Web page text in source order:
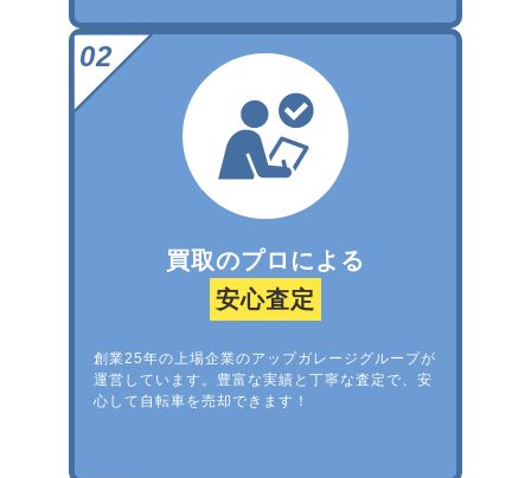
買取のプロによる
安心査定
創業25年の上場企業のアップガレージグループが
運営しています。豊富な実績と丁寧な査定で、安
心して自転車を売却できます！